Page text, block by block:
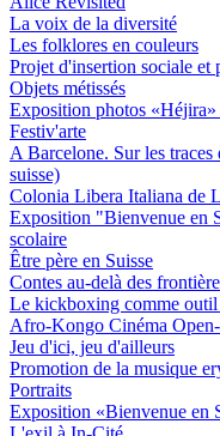
La voix de la diversité
Les folklores en couleurs
Projet d'insertion sociale et
Objets métissés
Exposition photos
Festiv'arte
A Barcelone. Sur les
suisse)
Colonia Libera Italiana de
Exposition "Bienvenue en
scolaire
Être père en Suisse
Contes au-delà des
Le kickboxing comme outil
Afro-Kongo Cinéma
Jeu d'ici, jeu d'ailleurs
Promotion de la musique
Portraits
Exposition «Bienvenue en